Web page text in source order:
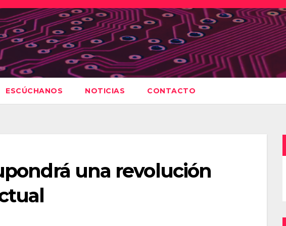
ESCÚCHANOS NOTICIAS CONTACTO
una revolución